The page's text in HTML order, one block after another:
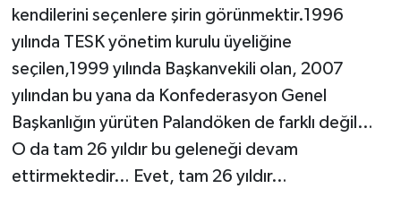
kendilerini seçenlere şirin görünmektir.1996
yılında TESK yönetim kurulu üyeliğine
seçilen,1999 yılında Başkanvekili olan, 2007
yılından bu yana da Konfederasyon Genel
Başkanlığın yürüten Palandöken de farklı değil…
O da tam 26 yıldır bu geleneği devam
ettirmektedir… Evet, tam 26 yıldır…